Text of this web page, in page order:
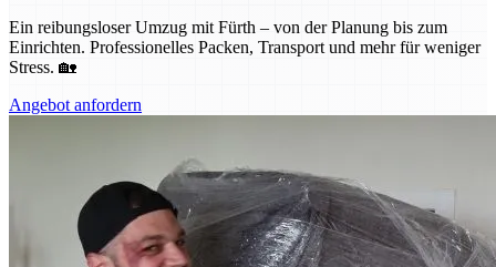
Ein reibungsloser Umzug mit Fürth – von der Planung bis zum
Einrichten. Professionelles Packen, Transport und mehr für weniger
Stress. 🏡
Angebot anfordern